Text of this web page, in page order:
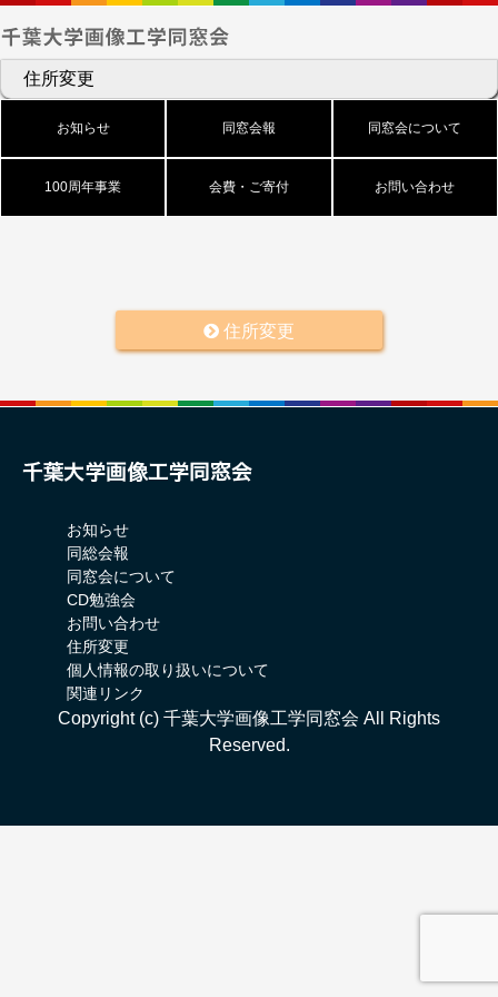
住所変更
お知らせ 同窓会報 同窓会について
100周年事業 会費・ご寄付 お問い合わせ
住所変更
お知らせ
同総会報
同窓会について
CD勉強会
お問い合わせ
住所変更
個人情報の取り扱いについて
関連リンク
Copyright (c) 千葉大学画像工学同窓会 All Rights
Reserved.